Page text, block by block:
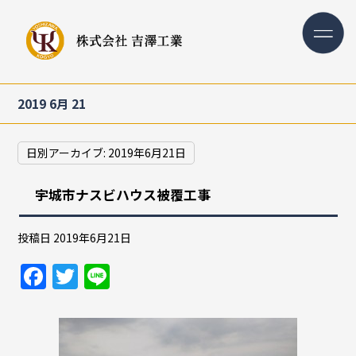
2019 6月 21
日別アーカイブ: 2019年6月21日
宇城市ナスビハウス被覆工事
投稿日 2019年6月21日
F
a
c
T
w
itte